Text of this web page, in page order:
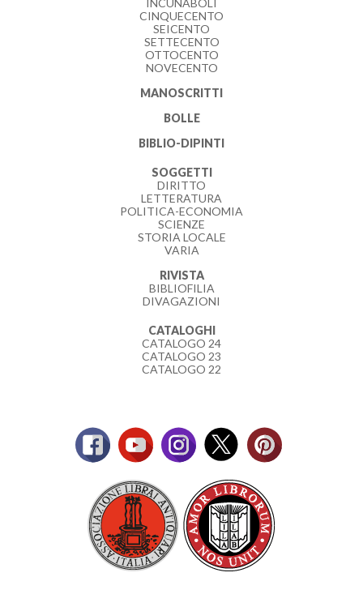
INCUNABOLI
CINQUECENTO
SEICENTO
SETTECENTO
OTTOCENTO
NOVECENTO
MANOSCRITTI
BOLLE
BIBLIO-DIPINTI
SOGGETTI
DIRITTO
LETTERATURA
POLITICA-ECONOMIA
SCIENZE
STORIA LOCALE
VARIA
RIVISTA
BIBLIOFILIA
DIVAGAZIONI
CATALOGHI
CATALOGO 24
CATALOGO 23
CATALOGO 22